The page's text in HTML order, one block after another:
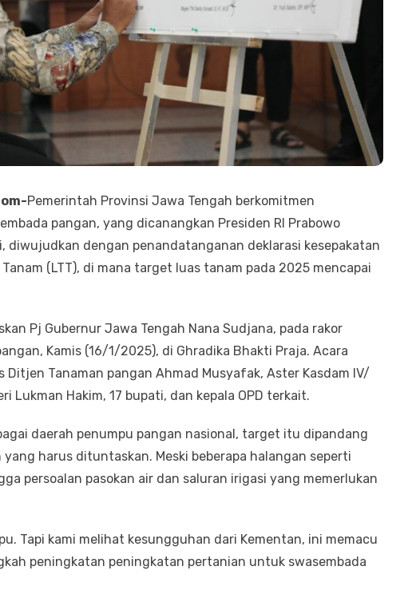
Pemerintah Provinsi Jawa Tengah berkomitmen
pangan, yang dicanangkan Presiden RI Prabowo
diwujudkan dengan penandatanganan deklarasi kesepakatan
(LTT), di mana target luas tanam pada 2025 mencapai
Pj Gubernur Jawa Tengah Nana Sudjana, pada rakor
Kamis (16/1/2025), di Ghradika Bhakti Praja. Acara
Tanaman pangan Ahmad Musyafak, Aster Kasdam IV/
Lukman Hakim, 17 bupati, dan kepala OPD terkait.
daerah penumpu pangan nasional, target itu dipandang
harus dituntaskan. Meski beberapa halangan seperti
persoalan pasokan air dan saluran irigasi yang memerlukan
Tapi kami melihat kesungguhan dari Kementan, ini memacu
peningkatan peningkatan pertanian untuk swasembada